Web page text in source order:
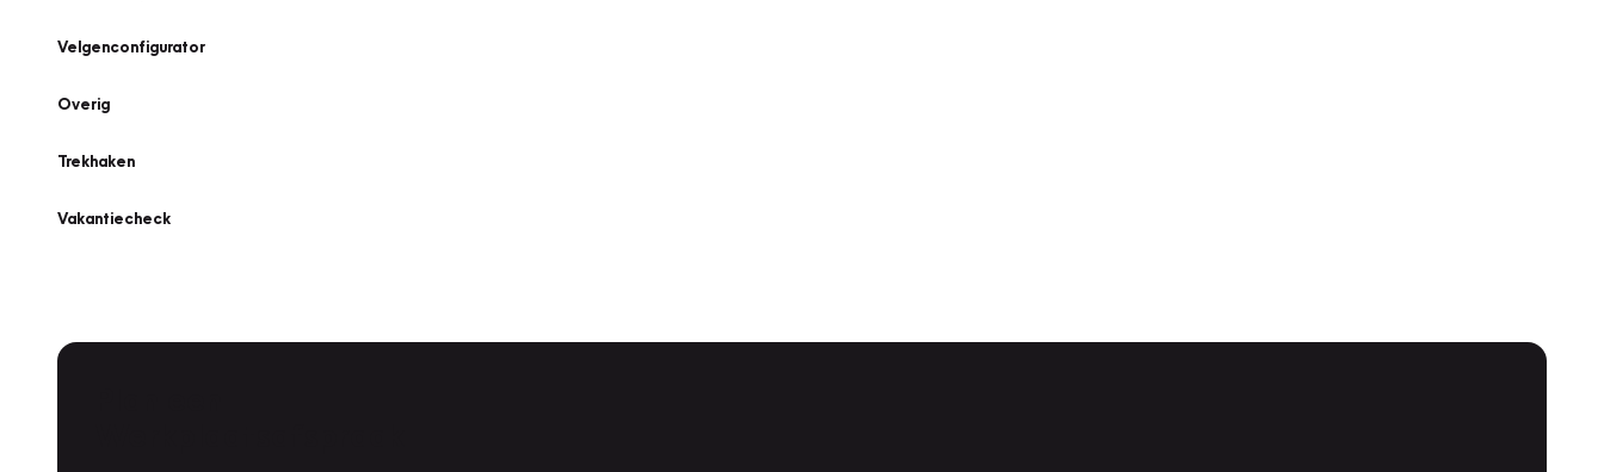
Velgenconfigurator
Overig
Trekhaken
Vakantiecheck